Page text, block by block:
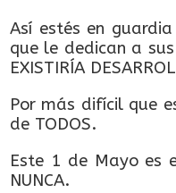
Así estés en
que le dedican a
EXISTIRÍA
Por más difícil que
de TODOS.
Este 1 de Mayo es
NUNCA.